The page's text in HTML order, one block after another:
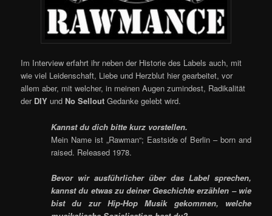
Im Interview erfahrt ihr neben der Historie des Labels auch, mit
wie viel Leidenschaft, Liebe und Herzblut hier gearbeitet, vor
allem aber, mit welcher, in meinen Augen zumindest, Radikalität
der DIY und No Sellout Gedanke gelebt wird.
Kannst du dich bitte kurz vorstellen.
Mein Name ist „Rawman“; Eastside of Berlin – born and
raised. Released 1978.
Bevor wir ausführlicher über das Label sprechen,
kannst du etwas zu deiner Geschichte erzählen – wie
bist du zur Hip-Hop Musik gekommen, welche